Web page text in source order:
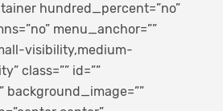
hundred_percent=”no”
menu_anchor=””
visibility,medium-
class=”” id=””
background_image=””